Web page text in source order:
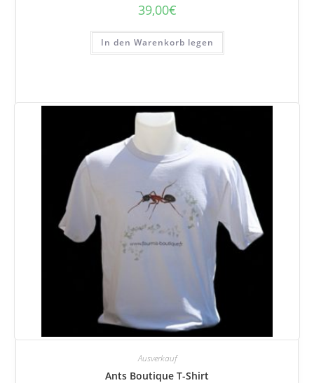
39,00€
In den Warenkorb legen
Ausverkauf
Ants Boutique T-Shirt